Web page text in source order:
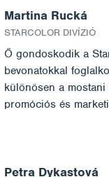
Martina Rucká
STARCOLOR DIVÍZIÓ
Ő gondoskodik a
bevonatokkal
különösen a
promóciós és
Petra Dykastová